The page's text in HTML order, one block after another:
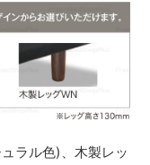
ラル色)、木製レッ